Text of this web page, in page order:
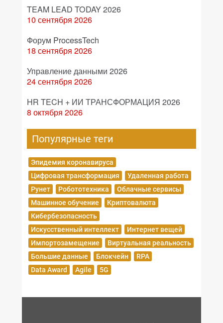
TEAM LEAD TODAY 2026
10 сентября 2026
Форум ProcessTech
18 сентября 2026
Управление данными 2026
24 сентября 2026
HR TECH + ИИ ТРАНСФОРМАЦИЯ 2026
8 октября 2026
Популярные теги
Эпидемия коронавируса
Цифровая трансформация
Удаленная работа
Рунет
Робототехника
Облачные сервисы
Машинное обучение
Криптовалюта
Кибербезопасность
Искусственный интеллект
Интернет вещей
Импортозамещение
Виртуальная реальность
Большие данные
Блокчейн
RPA
Data Award
Agile 5G